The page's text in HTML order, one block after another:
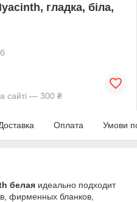
гладка, біла,
сайті — 300 ₴
Оплата Умови
белая идеально подходит
фирменных бланков,